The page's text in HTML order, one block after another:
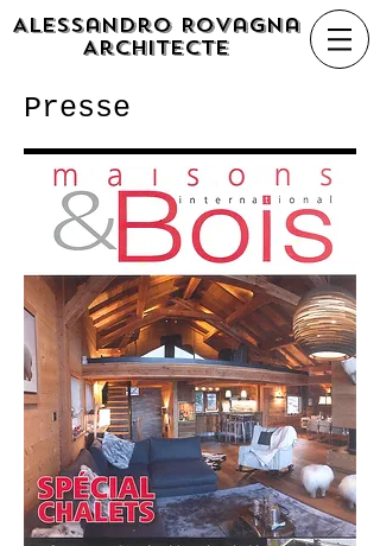
Alessandro Rovagna
Architecte
Presse